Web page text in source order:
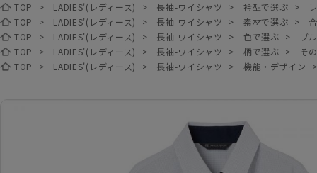
TOP > LADIES'(レディース) > 長袖-ワイシャツ > 衿型で選ぶ >
TOP
> LADIES'(レディース) > 長袖-ワイシャツ > 素材で選ぶ >
TOP
> LADIES'(レディース) > 長袖-ワイシャツ > 色で選ぶ >
ブ
TOP
> LADIES'(レディース) > 長袖-ワイシャツ > 柄で選ぶ >
そ
TOP
> LADIES'(レディース) > 長袖-ワイシャツ > 機能・デザイン